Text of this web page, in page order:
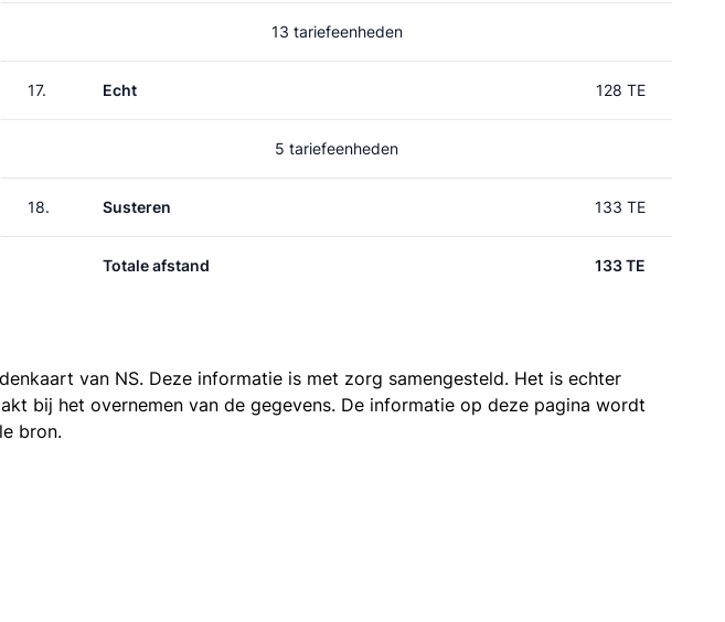
13 tariefeenheden
17. Echt 128 TE
5 tariefeenheden
18. Susteren 133 TE
Totale afstand 133 TE
van NS. Deze informatie is met zorg samengesteld. Het is echter
bij het overnemen van de gegevens. De informatie op deze pagina wordt
bron.